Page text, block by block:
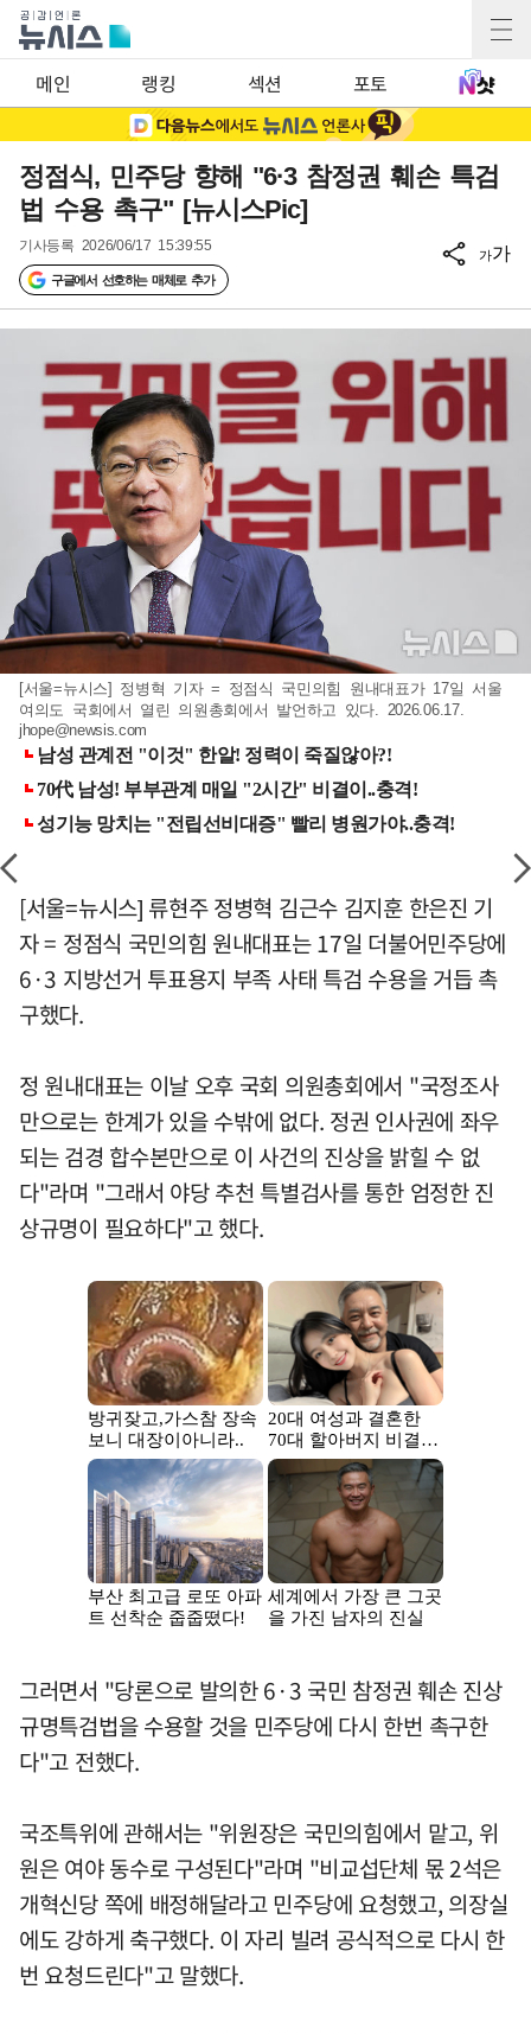
메인 랭킹 섹션 포토
정점식, 민주당 향해 "6·3 참정권 훼손 특검
법 수용 촉구" [뉴시스Pic]
기사등록 2026/06/17 15:39:55
구글에서 선호하는 매체로 추가
가가
[서울=뉴시스] 정병혁 기자 = 정점식 국민의힘 원내대표가 17일 서울
여의도 국회에서 열린 의원총회에서 발언하고 있다. 2026.06.17.
jhope@newsis.com
[서울=뉴시스] 류현주 정병혁 김근수 김지훈 한은진 기
자 = 정점식 국민의힘 원내대표는 17일 더불어민주당에
6·3 지방선거 투표용지 부족 사태 특검 수용을 거듭 촉
구했다.
정 원내대표는 이날 오후 국회 의원총회에서 "국정조사
만으로는 한계가 있을 수밖에 없다. 정권 인사권에 좌우
되는 검경 합수본만으로 이 사건의 진상을 밝힐 수 없
다"라며 "그래서 야당 추천 특별검사를 통한 엄정한 진
상규명이 필요하다"고 했다.
그러면서 "당론으로 발의한 6·3 국민 참정권 훼손 진상
규명특검법을 수용할 것을 민주당에 다시 한번 촉구한
다"고 전했다.
국조특위에 관해서는 "위원장은 국민의힘에서 맡고, 위
원은 여야 동수로 구성된다"라며 "비교섭단체 몫 2석은
개혁신당 쪽에 배정해달라고 민주당에 요청했고, 의장실
에도 강하게 축구했다. 이 자리 빌려 공식적으로 다시 한
번 요청드린다"고 말했다.